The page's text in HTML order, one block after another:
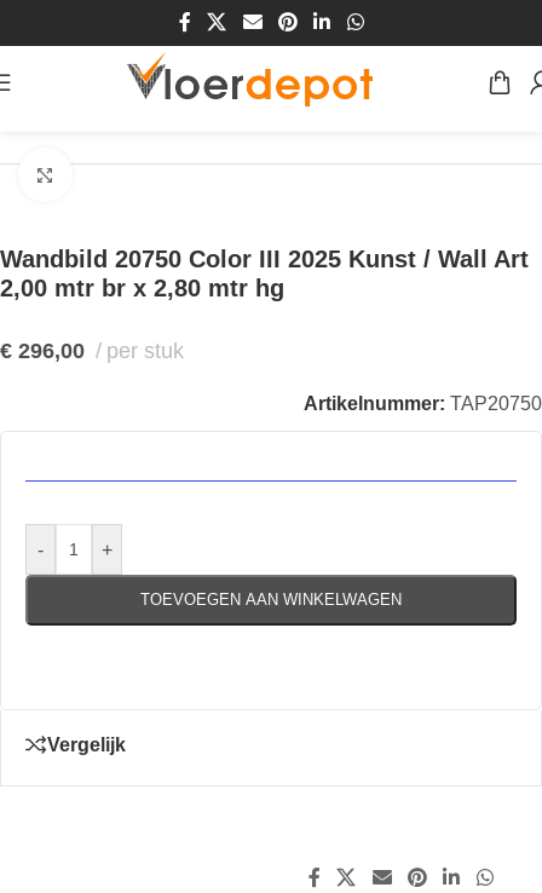
Wandbild 20750 Color III 2025 Kunst / Wall Art
2,00 mtr br x 2,80 mtr hg
€ 296,00 per stuk
Artikelnummer: TAP20750
- +
TOEVOEGEN AAN WINKELWAGEN
Vergelijk